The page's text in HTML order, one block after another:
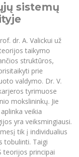
sistemų
dr. A. Valickui už
taikymo
struktūros,
prie
valdymo. Dr. V.
tyrimuose
mokslininkų. Jie
veikia
yra veiksmingiausi.
tik į individualius
tobulinti. Taigi
teorijos principai